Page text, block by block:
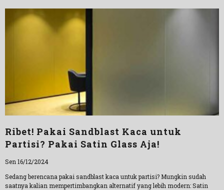
Ribet! Pakai Sandblast Kaca untuk
Partisi? Pakai Satin Glass Aja!
Sen 16/12/2024
Sedang berencana pakai sandblast kaca untuk partisi? Mungkin sudah
saatnya kalian mempertimbangkan alternatif yang lebih modern: Satin